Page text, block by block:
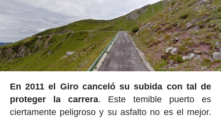
En 2011 el Giro canceló su subida con tal de
proteger la carrera. Este temible puerto es
ciertamente peligroso y su asfalto no es el mejor.